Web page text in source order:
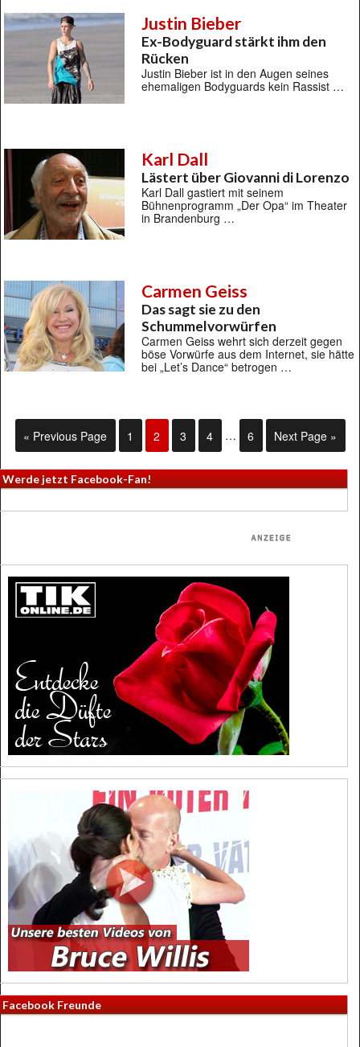
Justin Bieber
Ex-Bodyguard stärkt ihm den
Rücken
Justin Bieber ist in den Augen seines
ehemaligen Bodyguards kein Rassist …
Karl Dall
Lästert über Giovanni di Lorenzo
Karl Dall gastiert mit seinem
Bühnenprogramm „Der Opa“ im Theater
in Brandenburg …
Carmen Geiss
Das sagt sie zu den
Schummelvorwürfen
Carmen Geiss wehrt sich derzeit gegen
böse Vorwürfe aus dem Internet, sie hätte
bei „Let’s Dance“ betrogen …
« Previous Page 1 2 3 4 … 6 Next Page »
Werde jetzt Facebook-Fan!
Facebook Freunde